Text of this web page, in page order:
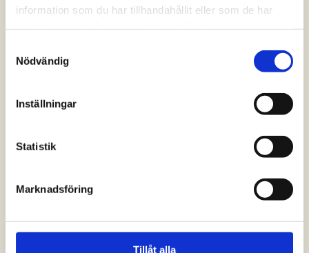
information som du har tillhandahållit eller som de har
Nödvändig
Inställningar
Statistik
Marknadsföring
Tillåt alla
Vanliga frågor och
hemsidan?